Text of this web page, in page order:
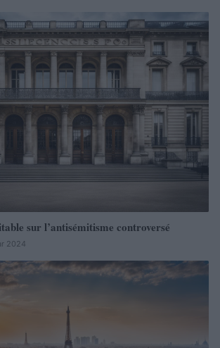
sur l’antisémitisme controversé
2024